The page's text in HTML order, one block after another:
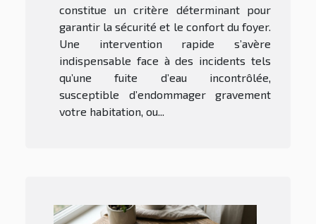
constitue un critère déterminant pour
garantir la sécurité et le confort du foyer.
Une intervention rapide s’avère
indispensable face à des incidents tels
qu’une fuite d’eau incontrôlée,
susceptible d’endommager gravement
votre habitation, ou...